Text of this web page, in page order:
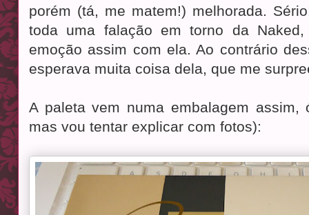
porém (tá, me matem!) melhorada.
toda uma falação em torno da
emoção assim com ela. Ao contrário
esperava muita coisa dela, que me
A paleta vem numa embalagem
mas vou tentar explicar com fotos):